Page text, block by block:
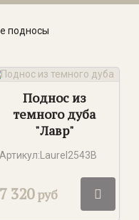
подносы
Поднос из
темного дуба
"Лавр"
Артикул:Laurel2543B
7 320руб